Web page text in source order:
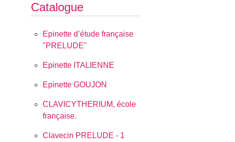
Catalogue
Epinette d’étude française
"PRELUDE"
Epinette ITALIENNE
Epinette GOUJON
CLAVICYTHERIUM, école
française.
Clavecin PRELUDE - 1